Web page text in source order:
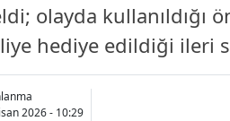
olayda kullanıldığı
hediye edildiği ileri
2026 - 10:29